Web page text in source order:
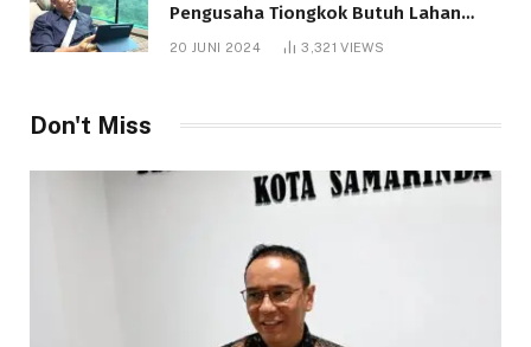
Pengusaha Tiongkok Butuh Lahan
1.000 Hektare
20 JUNI 2024 3,321VIEWS
Don't Miss